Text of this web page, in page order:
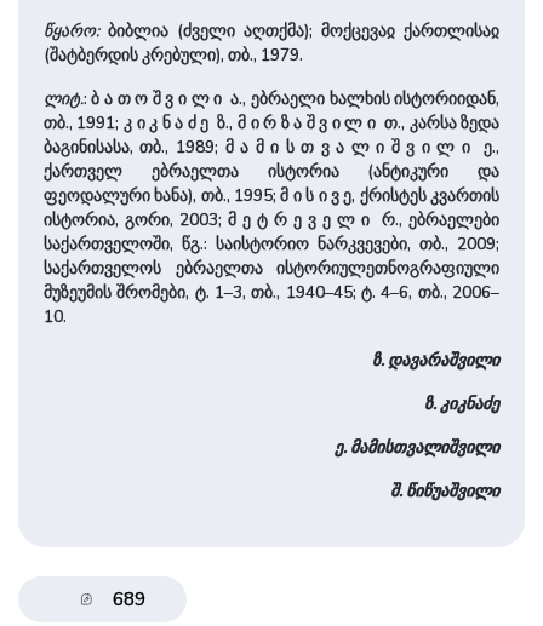
წყარო:ბიბლია (ძველი აღთქმა); მოქცევაჲ ქართლისაჲ
(შატბერდის კრებული), თბ., 1979.
ლიტ.: ბ ა თ ო შ ვ ი ლ ი ა., ებრაელი ხალხის ისტორიიდან,
თბ., 1991; კ ი კ ნ ა ძ ე ზ., მ ი რ ზ ა შ ვ ი ლ ი თ., კარსა ზედა
ბაგინისასა, თბ., 1989; მ ა მ ი ს თ ვ ა ლ ი შ ვ ი ლ ი ე.,
ქართველ ებრაელთა ისტორია (ანტიკური და
ფეოდალური ხანა), თბ., 1995; მ ი ს ი ვ ე, ქრისტეს კვართის
ისტორია, გორი, 2003; მ ე ტ რ ე ვ ე ლ ი რ., ებრაელები
საქართველოში, წგ.: საისტორიო ნარკვევები, თბ., 2009;
საქართველოს ებრაელთა ისტორიულეთნოგრაფიული
მუზეუმის შრომები, ტ. 1–3, თბ., 1940–45; ტ. 4–6, თბ., 2006–
10.
ზ. დავარაშვილი
ზ. კიკნაძე
ე. მამისთვალიშვილი
შ. წიწუაშვილი
689